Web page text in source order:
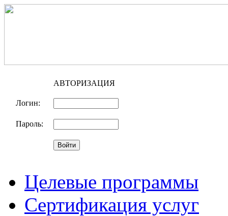
АВТОРИЗАЦИЯ
Логин:
Пароль:
Целевые программы
Сертификация услуг